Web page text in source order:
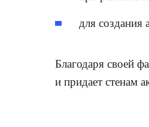
для создания
Благодаря своей
и придает стенам